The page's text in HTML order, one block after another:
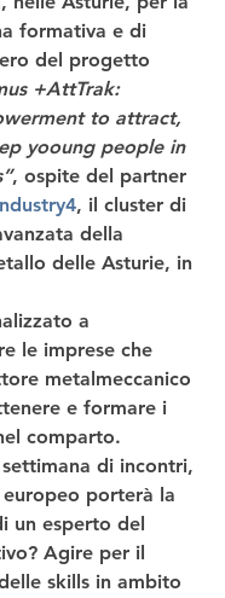
formativa e di
del progetto
+AttTrak:
to attract,
yooung people in
, ospite del partner
, il cluster di
della
delle Asturie, in
a
le imprese che
metalmeccanico
e formare i
comparto.
settimana di incontri,
porterà la
un esperto del
Agire per il
skills in ambito